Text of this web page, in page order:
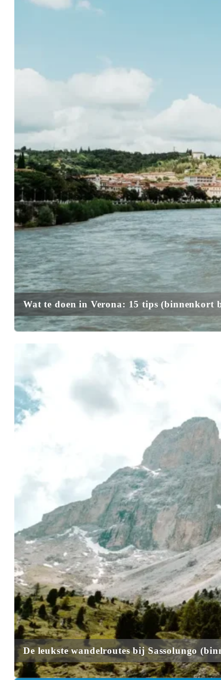
Wat te doen in Verona: 15 tips (binnenkort
De leukste wandelroutes bij Sassolungo